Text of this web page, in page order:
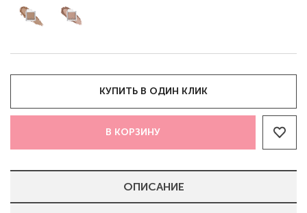
КУПИТЬ В ОДИН КЛИК
В КОРЗИНУ
ОПИСАНИЕ